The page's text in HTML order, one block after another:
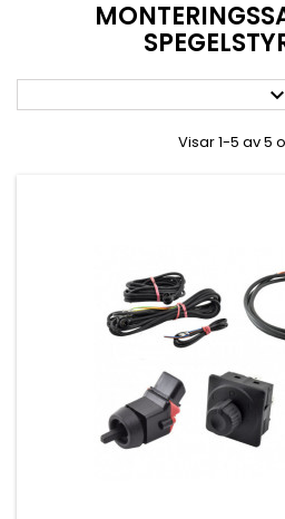

Visar 1-5 av 5